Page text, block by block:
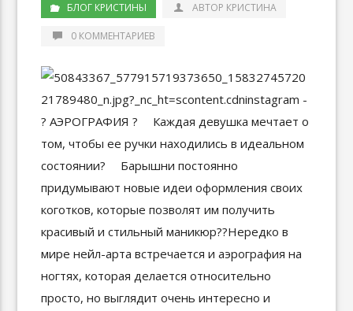
БЛОГ КРИСТИНЫ АВТОР КРИСТИНА
0 КОММЕНТАРИЕВ